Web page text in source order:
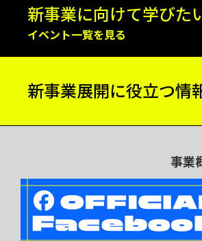
新事業に向けて学びた
イベント一覧を見る
新事業展開に役立つ情
事業